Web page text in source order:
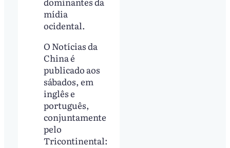
mídia
ocidental.
O Notícias da
China é
publicado aos
sábados, em
inglês e
português,
conjuntamente
pelo
Tricontinental: